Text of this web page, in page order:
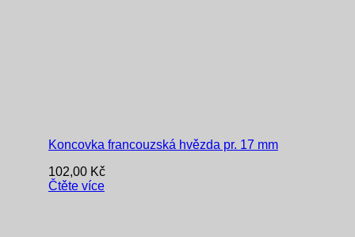
Koncovka francouzská hvězda pr. 17 mm
102,00 Kč
Čtěte více